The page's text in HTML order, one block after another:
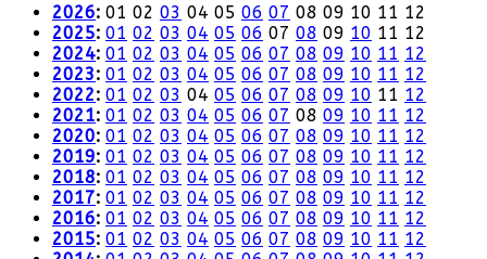
2026: 01 02 03 04 05 06 07 08 09 10 11 12
2025: 01 02 03 04 05 06 07 08 09 10 11 12
2024: 01 02 03 04 05 06 07 08 09 10 11 12
2023: 01 02 03 04 05 06 07 08 09 10 11 12
2022: 01 02 03 04 05 06 07 08 09 10 11 12
2021: 01 02 03 04 05 06 07 08 09 10 11 12
2020: 01 02 03 04 05 06 07 08 09 10 11 12
2019: 01 02 03 04 05 06 07 08 09 10 11 12
2018: 01 02 03 04 05 06 07 08 09 10 11 12
2017: 01 02 03 04 05 06 07 08 09 10 11 12
2016: 01 02 03 04 05 06 07 08 09 10 11 12
2015: 01 02 03 04 05 06 07 08 09 10 11 12